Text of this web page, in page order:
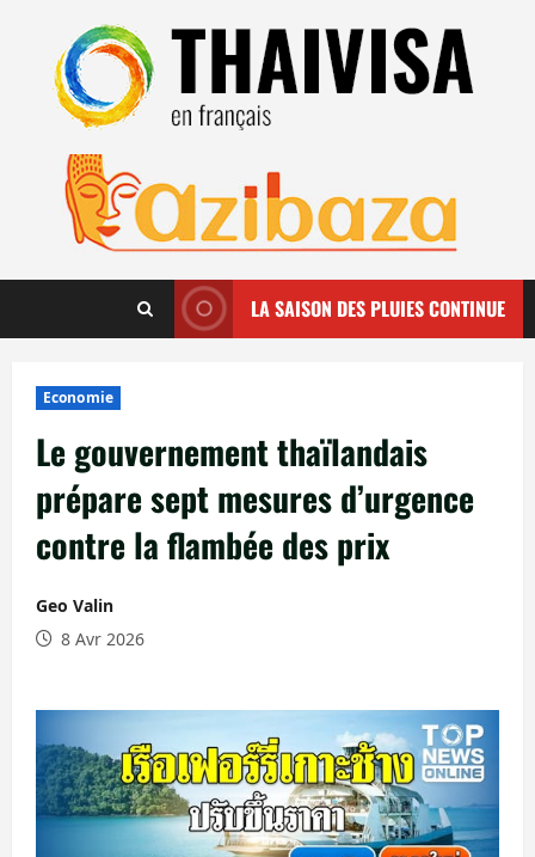
contenu
LA SAISON DES PLUIES CONTINUE
Economie
Le gouvernement thaïlandais
prépare sept mesures d’urgence
contre la flambée des prix
Geo Valin
8 Avr 2026